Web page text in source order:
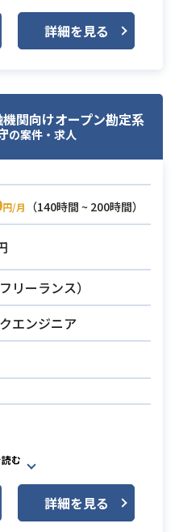
Cloud Platform)
JP1
Linux
(Amazon Redshift)
データ基盤の運用、構
画いただきます。
TreasureDate, Redshift,
運用、構築業務をオン
いただきます。
業の例としては、次の
なります。
ではDWHにデータ投入
ワークを構築していま
ムワークを使用して各
スのデータベースから
成（SQL作成含む）
するためのアカウント
のある方は、DWH自体
詳細を見る
関向けオープン勘定系
の案件・求人
円/月
（140時間 ~ 200時間）
リーランス）
エンジニア
系システムのWindows
ーバの構築経験
詳細を見る